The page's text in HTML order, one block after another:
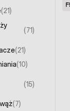
(21)
(71)
(21)
(10)
(15)
(7)